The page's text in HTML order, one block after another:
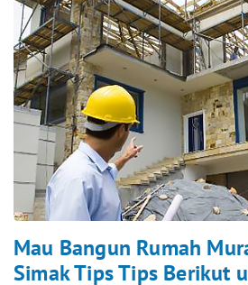
Mau Bangun Rumah
Simak Tips Tips Berikut